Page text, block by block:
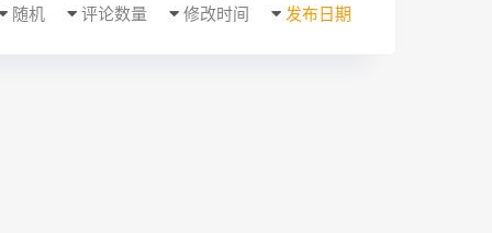
发布日期
修改时间
评论数量
随机